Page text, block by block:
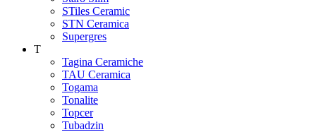
STiles Ceramic
STN Ceramica
Supergres
T
Tagina Ceramiche
TAU Ceramica
Togama
Tonalite
Topcer
Tubadzin